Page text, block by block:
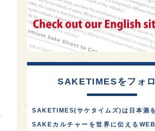
SAKETIMESをフォ
SAKETIMES(サケタイムズ)は日本酒
SAKEカルチャーを世界に伝える